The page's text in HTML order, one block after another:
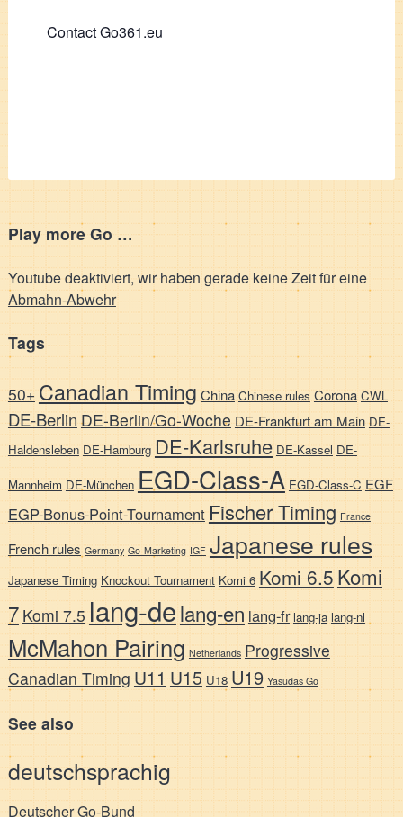
Contact Go361.eu
Play more Go …
Youtube deaktiviert, wir haben gerade keine Zeit für eine
Abmahn-Abwehr
Tags
50+ Canadian Timing China Chinese rules Corona CWL
DE-Berlin DE-Berlin/Go-Woche DE-Frankfurt am Main DE-
Haldensleben DE-Hamburg DE-Karlsruhe DE-Kassel DE-
Mannheim DE-München EGD-Class-A EGD-Class-C EGF
EGP-Bonus-Point-Tournament Fischer Timing France
French rules Germany Go-Marketing IGF Japanese rules
Japanese Timing Knockout Tournament Komi 6 Komi 6.5Komi
7 Komi 7.5 lang-delang-en lang-fr lang-ja lang-nl
McMahon Pairing Netherlands Progressive
Canadian Timing U11 U15 U18 U19 Yasudas Go
See also
deutschsprachig
Deutscher Go-Bund